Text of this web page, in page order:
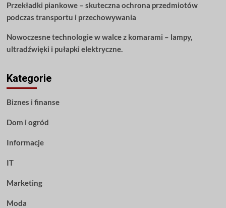
Przekładki piankowe – skuteczna ochrona przedmiotów
podczas transportu i przechowywania
Nowoczesne technologie w walce z komarami – lampy,
ultradźwięki i pułapki elektryczne.
Kategorie
Biznes i finanse
Dom i ogród
Informacje
IT
Marketing
Moda